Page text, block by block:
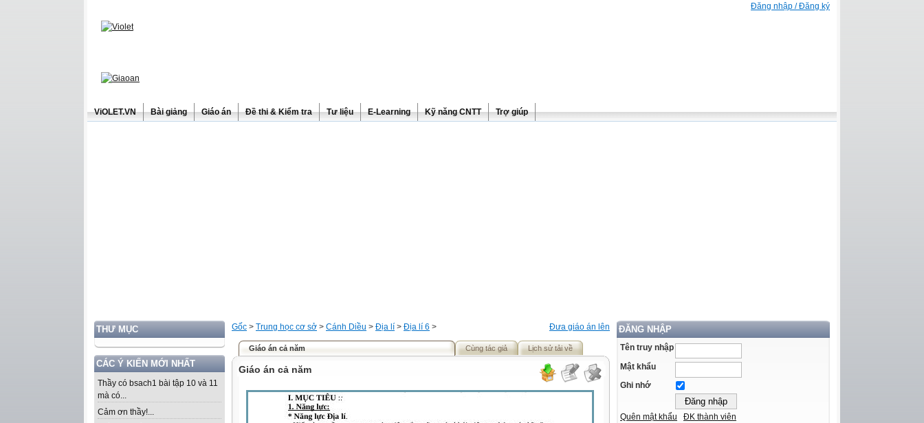
Đăng nhập / Đăng ký
ViOLET.VN Bài giảng Giáo án Đề thi & Kiểm tra Tư liệu E-Learning Kỹ năng CNTT Trợ giúp
THƯ MỤC
CÁC Ý KIẾN MỚI NHẤT
Thầy có bsach1 bài tập 10 và 11
mà có...
Cảm ơn thầy!...
ĐĂNG NHẬP
Tên truy nhập
Mật khẩu
Ghi nhớ
Quên mật khẩu ĐK thành viên
Đưa giáo án lên
Gốc > Trung học cơ sở > Cánh Diều > Địa lí > Địa lí 6 >
Giáo án cả năm Cùng tác giả Lịch sử tải về
Giáo án cả năm